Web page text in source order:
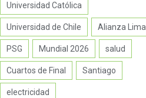
Universidad Católica
Universidad de Chile Alianza Lima
PSG Mundial 2026 salud
Cuartos de Final Santiago
electricidad